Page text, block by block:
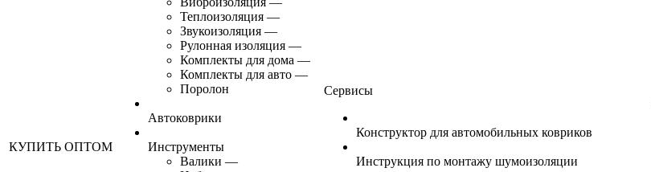
КУПИТЬ ОПТОМ
Теплоизоляция —
Звукоизоляция —
Рулонная изоляция —
Комплекты для дома —
Комплекты для авто —
Поролон
Автоковрики
Инструменты
Валики —
Сервисы
Конструктор для автомобильных ковриков
Инструкция по монтажу шумоизоляции